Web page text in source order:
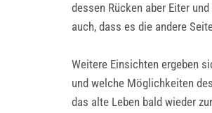
dessen Rücken aber Eiter
auch, dass es die andere
Weitere Einsichten ergeben
und welche Möglichkeiten
das alte Leben bald wieder